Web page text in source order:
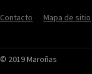
Contacto Mapa de sitio
© 2019 Maroñas